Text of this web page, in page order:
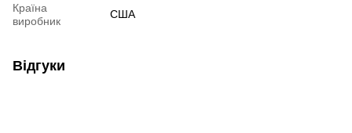
Країна
виробник
США
Відгуки